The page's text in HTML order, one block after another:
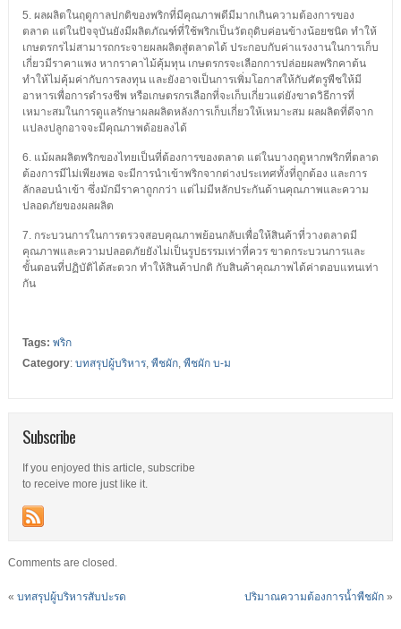
5. ผลผลิตในฤดูกาลปกติของพริกที่มีคุณภาพดีมีมากเกินความต้องการของ
ตลาด แต่ในปัจจุบันยังมีผลิตภัณฑ์ที่ใช้พริกเป็นวัตถุดิบค่อนข้างน้อยชนิด ทำให้
เกษตรกรไม่สามารถกระจายผลผลิตสู่ตลาดได้ ประกอบกับค่าแรงงานในการเก็บ
เกี่ยวมีราคาแพง หากราคาไม้คุ้มทุน เกษตรกรจะเลือกการปล่อยผลพริกคาต้น
ทำให้ไม่คุ้มค่ากับการลงทุน และยังอาจเป็นการเพิ่มโอกาสให้กับศัตรูพืชให้มี
อาหารเพื่อการดำรงชีพ หรือเกษตรกรเลือกที่จะเก็บเกี่ยวแต่ยังขาดวิธีการที่
เหมาะสมในการดูแลรักษาผลผลิตหลังการเก็บเกี่ยวให้เหมาะสม ผลผลิตที่ดีจาก
แปลงปลูกอาจจะมีคุณภาพด้อยลงได้
6. แม้ผลผลิตพริกของไทยเป็นที่ต้องการของตลาด แต่ในบางฤดูหากพริกที่ตลาด
ต้องการมีไม่เพียงพอ จะมีการนำเข้าพริกจากต่างประเทศทั้งที่ถูกต้อง และการ
ลักลอบนำเข้า ซึ่งมักมีราคาถูกกว่า แต่ไม่มีหลักประกันด้านคุณภาพและความ
ปลอดภัยของผลผลิต
7. กระบวนการในการตรวจสอบคุณภาพย้อนกลับเพื่อให้สินค้าที่วางตลาดมี
คุณภาพและความปลอดภัยยังไม่เป็นรูปธรรมเท่าที่ควร ขาดกระบวนการและ
ขั้นตอนที่ปฏิบัติได้สะดวก ทำให้สินค้าปกติ กับสินค้าคุณภาพได้ค่าตอบแทนเท่า
กัน
Tags: พริก
Category: บทสรุปผู้บริหาร, พืชผัก, พืชผัก บ-ม
Subscribe
If you enjoyed this article, subscribe
to receive more just like it.
Comments are closed.
« บทสรุปผู้บริหารสับปะรด ปริมาณความต้องการน้ำพืชผัก »